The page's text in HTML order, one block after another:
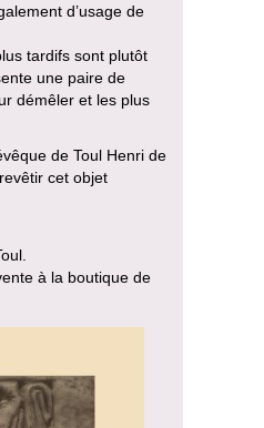
d’usage de
tardifs sont plutôt
une paire de
démêler et les plus
de Toul Henri de
cet objet
à la boutique de